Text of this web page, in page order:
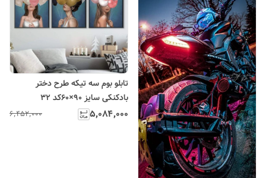
تابلو بوم سه تیکه طرح دختر
بادکنکی سایز ۹۰×۶۰کد ۳۲
۵٬۰۸۴٬۰۰۰ ۶٬۴۵۲٬۰۰۰